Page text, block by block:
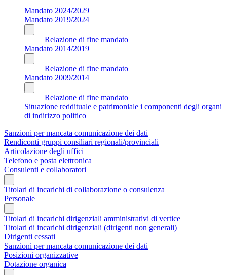
Mandato 2024/2029
Mandato 2019/2024
Relazione di fine mandato
Mandato 2014/2019
Relazione di fine mandato
Mandato 2009/2014
Relazione di fine mandato
Situazione reddituale e patrimoniale i componenti degli organi
di indirizzo politico
Sanzioni per mancata comunicazione dei dati
Rendiconti gruppi consiliari regionali/provinciali
Articolazione degli uffici
Telefono e posta elettronica
Consulenti e collaboratori
Titolari di incarichi di collaborazione o consulenza
Personale
Titolari di incarichi dirigenziali amministrativi di vertice
Titolari di incarichi dirigenziali (dirigenti non generali)
Dirigenti cessati
Sanzioni per mancata comunicazione dei dati
Posizioni organizzative
Dotazione organica